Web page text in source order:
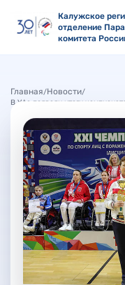
Калужское
отделение
комитета
Главная/Новости/
В Уфе подвели итоги